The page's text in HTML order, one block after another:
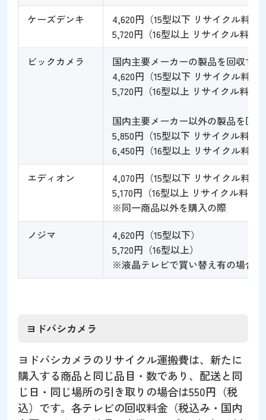
ケーズデンキ
4,620円（15型以下 リサイクル料金
5,720円（16型以上 リサイクル料金
ビックカメラ
国内主要メーカーの製品を回収す
4,620円（15型以下 リサイクル料金
5,720円（16型以上 リサイクル料金
国内主要メーカー以外の製品を回
5,850円（15型以下 リサイクル料金
6,450円（16型以上 リサイクル料金
エディオン
4,070円（15型以下 リサイクル料金
5,170円（16型以上 リサイクル料金
※同一商品以外を購入の際
ノジマ
4,620円（15型以下）
5,720円（16型以上）
※液晶テレビで買い替え有の場合
ヨドバシカメラ
ヨドバシカメラのリサイクル運搬費は、新たに
購入する商品と同じ品目・数であり、配送と同
じ日・同じ場所の引き取りの場合は550円（税
込）です。各テレビの回収料金（税込み・国内